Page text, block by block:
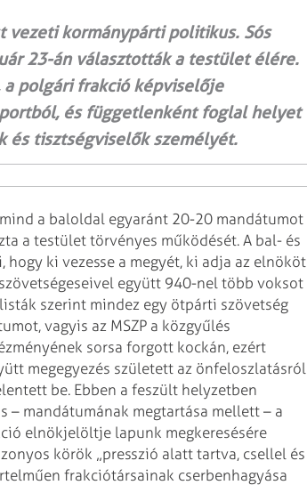
vezeti kormánypárti politikus. Sós
23-án választották a testület élére.
a polgári frakció képviselője
és függetlenként foglal helyet
és tisztségviselők személyét.
a baloldal egyaránt 20-20 mandátumot
a testület törvényes működését. A bal- és
ki vezesse a megyét, ki adja az elnököt
együtt 940-nel több voksot
szerint mindez egy ötpárti szövetség
vagyis az MSZP a közgyűlés
sorsa forgott kockán, ezért
megegyezés született az önfeloszlatásról
be. Ebben a feszült helyzetben
– mandátumának megtartása mellett – a
elnökjelöltje lapunk megkeresésére
körök „presszió alatt tartva, csellel és
frakciótársainak cserbenhagyása